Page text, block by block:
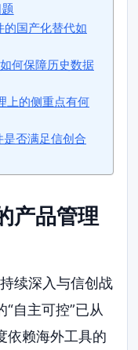
国产化替代如
何保障历史数据
上的侧重点有何
否满足信创合
产品管理
续深入与信创战
自主可控”已从
依赖海外工具的